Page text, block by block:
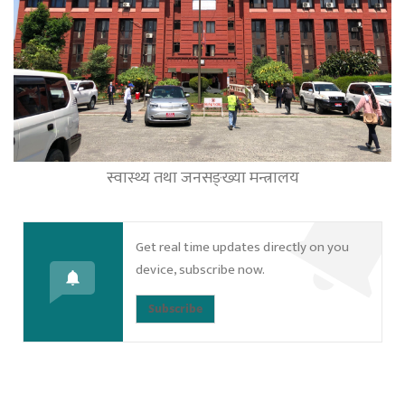
स्वास्थ्य तथा जनसङ्ख्या मन्त्रालय
Get real time updates directly on you
device, subscribe now.
Subscribe